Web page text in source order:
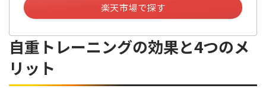
楽天市場で探す
自重トレーニングの効果と4つのメ
リット